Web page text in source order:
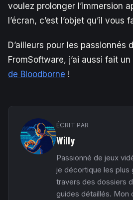
voulez prolonger l’immersion
l’écran, c’est l’objet qu’il vous
D’ailleurs pour les passionnés
FromSoftware, j’ai aussi fait
de Bloodborne !
ÉCRIT PAR
Willy
Passionné de jeux
je décortique les plus
travers des dossiers
guides détaillés. Mon